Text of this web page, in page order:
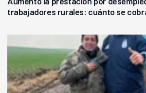
trabajadores rurales: cuánto se